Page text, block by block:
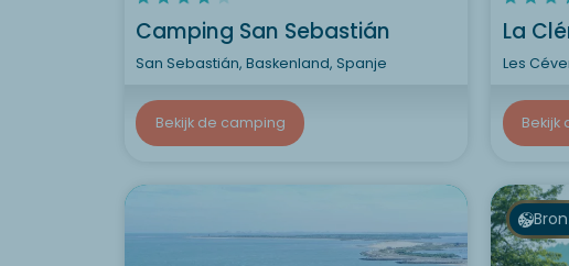
Camping San Sebastián
San Sebastián, Baskenland, Spanje
Bekijk de camping
La
Les
Bekijk